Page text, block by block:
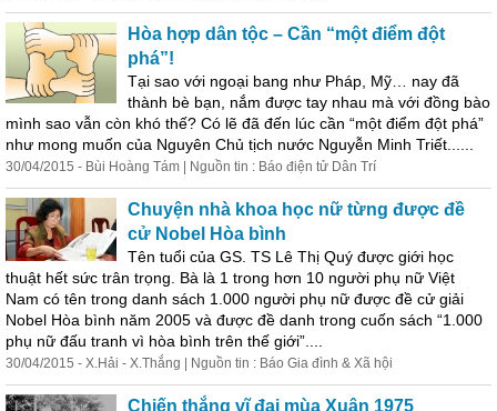
Hòa hợp dân tộc – Cần “một điểm đột
phá”!
Tại sao với ngoại bang như Pháp, Mỹ… nay đã
thành bè bạn, nắm được tay nhau mà với đồng bào
mình sao vẫn còn khó thế? Có lẽ đã đến lúc cần “một điểm đột phá”
như mong muốn của Nguyên Chủ tịch nước Nguyễn Minh Triết......
30/04/2015 - Bùi Hoàng Tám | Nguồn tin : Báo điện tử Dân Trí
Chuyện nhà khoa học nữ từng được đề
cử Nobel Hòa bình
Tên tuổi của GS. TS Lê Thị Quý được giới học
thuật hết sức trân trọng. Bà là 1 trong hơn 10 người phụ nữ Việt
Nam có tên trong danh sách 1.000 người phụ nữ được đề cử giải
Nobel Hòa bình năm 2005 và được đề danh trong cuốn sách “1.000
phụ nữ đấu tranh vì hòa bình trên thế giới”....
30/04/2015 - X.Hải - X.Thắng | Nguồn tin : Báo Gia đình & Xã hội
Chiến thắng vĩ đại mùa Xuân 1975